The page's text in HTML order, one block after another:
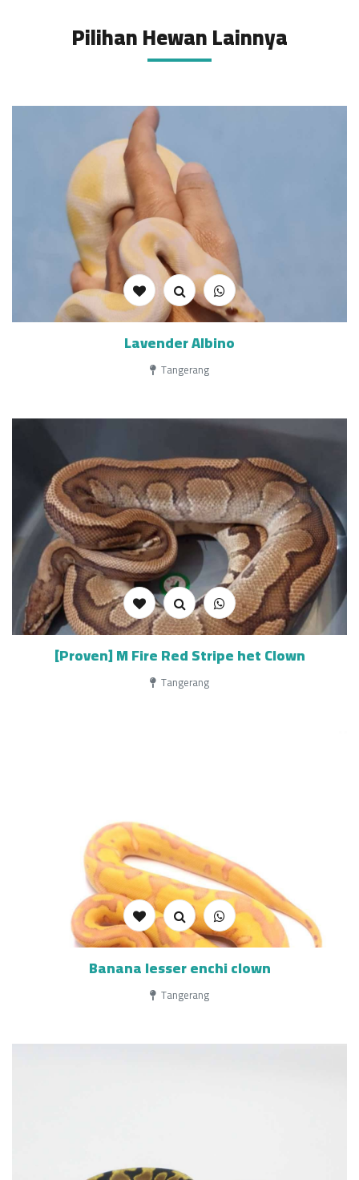
Pilihan Hewan Lainnya
Lavender Albino
Tangerang
[Proven] M Fire Red Stripe het Clown
Tangerang
Banana lesser enchi clown
Tangerang